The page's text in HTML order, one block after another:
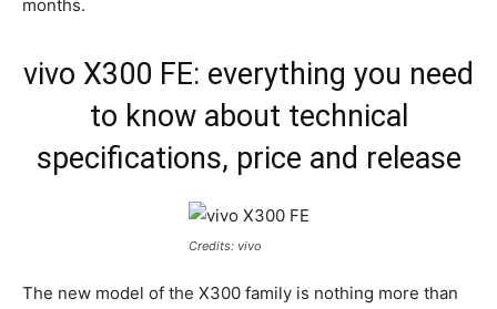
months.
vivo X300 FE: everything you need
to know about technical
specifications, price and release
Credits: vivo
The new model of the X300 family is nothing more than